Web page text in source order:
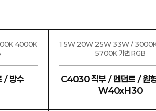
4000K
/ 방수
15W 20W 25W 33W /
5700K 가변 RGB
C4030 직부 / 펜던트 / 원
W40xH30